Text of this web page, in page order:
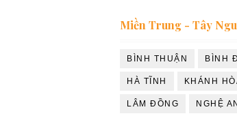
Miền Trung - Tây
BÌNH THUẬN BÌNH
HÀ TĨNH KHÁNH
LÂM ĐỒNG NGHỆ AN